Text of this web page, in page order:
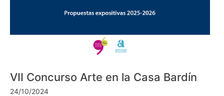
VII Concurso Arte en la Casa Bardín
24/10/2024